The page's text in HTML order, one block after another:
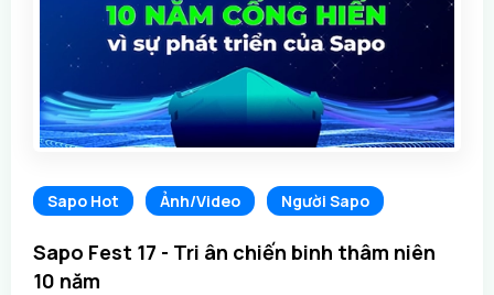
Sapo Hot Ảnh/Video Người Sapo
Sapo Fest 17 - Tri ân chiến binh thâm niên
10 năm